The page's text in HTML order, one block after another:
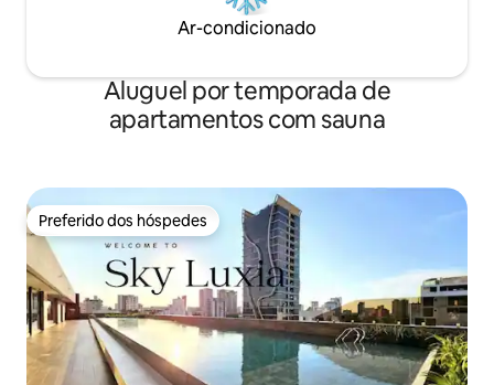
Ar-condicionado
Aluguel por temporada de
apartamentos com sauna
Preferido dos hóspedes
Preferido dos hóspedes